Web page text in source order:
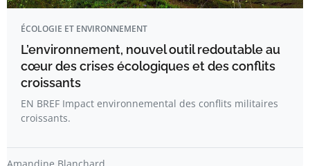
ÉCOLOGIE ET ENVIRONNEMENT
L’environnement, nouvel outil redoutable au
cœur des crises écologiques et des conflits
croissants
EN BREF Impact environnemental des conflits militaires
croissants.